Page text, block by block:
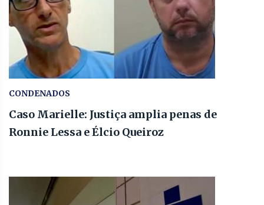
CONDENADOS
Caso Marielle: Justiça amplia penas de
Ronnie Lessa e Élcio Queiroz